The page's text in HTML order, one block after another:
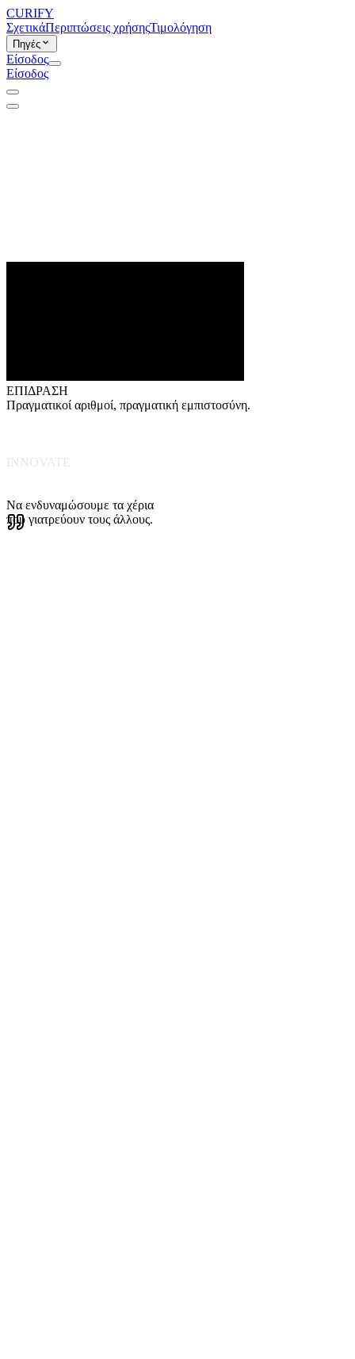
CURIFY
ΣχετικάΠεριπτώσεις χρήσηςΤιμολόγηση
Πηγές
Είσοδος
Είσοδος
ΕΠΙΔΡΑΣΗ
Πραγματικοί αριθμοί, πραγματική εμπιστοσύνη.
INNOVATE
Να ενδυναμώσουμε τα χέρια
που γιατρεύουν τους άλλους.